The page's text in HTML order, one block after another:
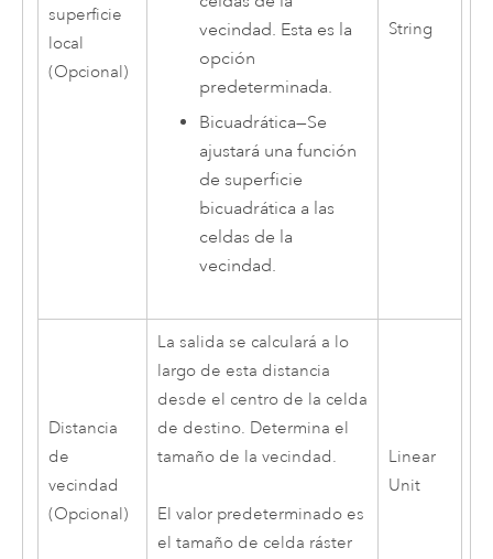
superficie
local
(Opcional)
vecindad. Esta es la
opción
predeterminada.
Bicuadrática—Se
ajustará una función
de superficie
bicuadrática a las
celdas de la
vecindad.
String
Distancia
de
vecindad
(Opcional)
La salida se calculará a lo
largo de esta distancia
desde el centro de la celda
de destino. Determina el
tamaño de la vecindad.
El valor predeterminado es
el tamaño de celda ráster
Linear
Unit